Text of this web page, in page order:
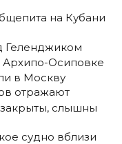
на Кубани
Геленджиком
Архипо-Осиповке
в Москву
отражают
слышны
судно вблизи